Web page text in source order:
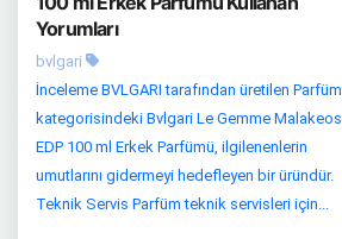
Yorumları
bvlgari
İnceleme BVLGARI tarafından üretilen Parfüm
kategorisindeki Bvlgari Le Gemme Malakeos
EDP 100 ml Erkek Parfümü, ilgilenenlerin
umutlarını gidermeyi hedefleyen bir üründür.
Teknik Servis Parfüm teknik servisleri için...